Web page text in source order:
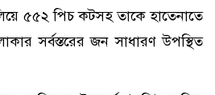
৫৫২ পিচ কটসহ তাকে হাতেনাতে
সর্বস্তরের জন সাধারণ উপস্থিত